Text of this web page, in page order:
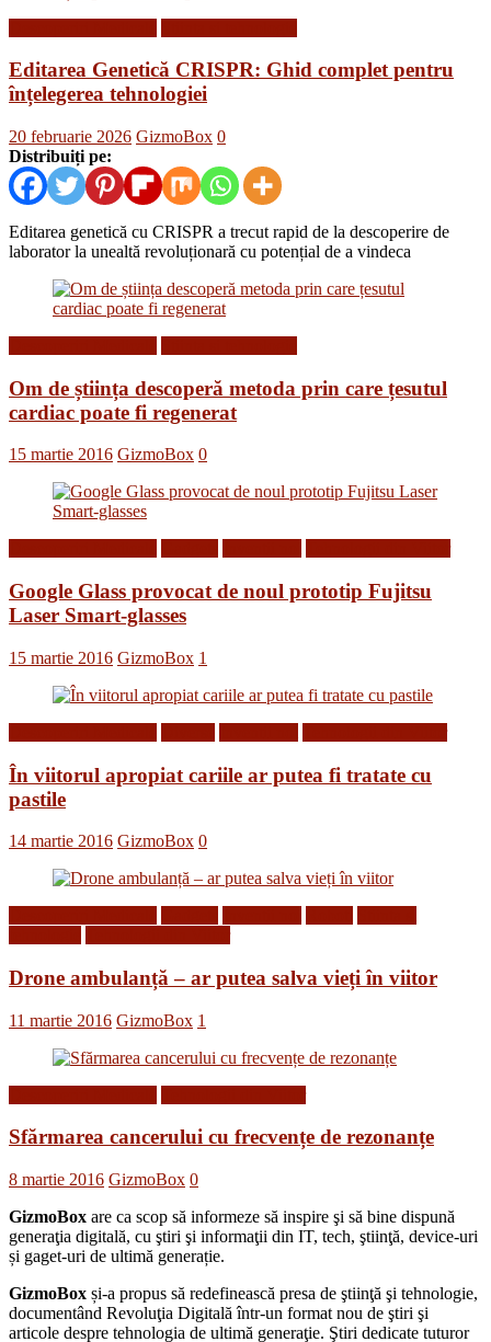
Editarea Genetică CRISPR: Ghid complet pentru
înțelegerea tehnologiei
20 februarie 2026 GizmoBox 0
Distribuiți pe:
Editarea genetică cu CRISPR a trecut rapid de la descoperire de
laborator la unealtă revoluționară cu potențial de a vindeca
Om de știința descoperă metoda prin care țesutul
cardiac poate fi regenerat
15 martie 2016 GizmoBox 0
Google Glass provocat de noul prototip Fujitsu
Laser Smart-glasses
15 martie 2016 GizmoBox 1
În viitorul apropiat cariile ar putea fi tratate cu
pastile
14 martie 2016 GizmoBox 0
Drone ambulanță – ar putea salva vieți în viitor
11 martie 2016 GizmoBox 1
Sfărmarea cancerului cu frecvențe de rezonanțe
8 martie 2016 GizmoBox 0
GizmoBox are ca scop să informeze să inspire şi să bine dispună
generaţia digitală, cu ştiri şi informaţii din IT, tech, ştiinţă, device-uri
și gaget-uri de ultimă generație.
GizmoBox și-a propus să redefinească presa de ştiinţă şi tehnologie,
documentând Revoluţia Digitală într-un format nou de ştiri şi
articole despre tehnologia de ultimă generaţie. Ştiri dedicate tuturor